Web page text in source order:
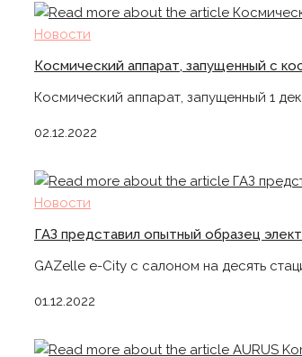
Новости
Космический аппарат, запущенный с
Космический аппарат, запущенный 1
02.12.2022
Новости
ГАЗ представил опытный образец
GAZelle e-City с салоном на десять
01.12.2022